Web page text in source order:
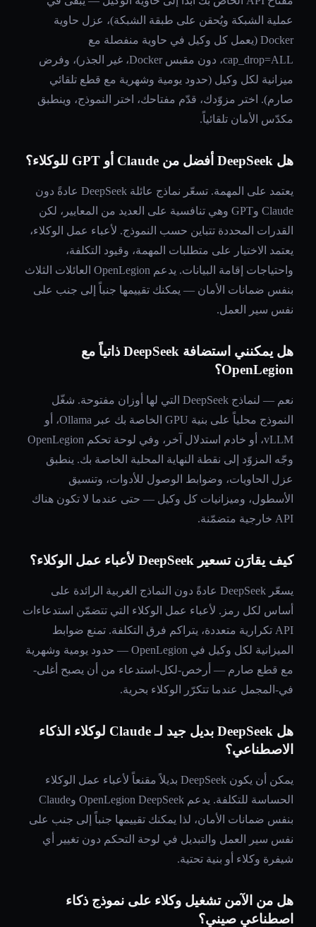
عملية الشبكة ويُحقن على طبقة الشبكة)، عزل حاوية
Docker (يعمل كل وكيل في حاوية منفصلة مع
cap_drop=ALL، دون مقبس Docker، غير الجذر)، وفرض
ميزانية لكل وكيل (حدود يومية وشهرية مع قطع تلقائي
صارم). اختر مزوّدك، قدّم مفتاحك، اختر النموذج، وينطبق
مكدّس الأمان تلقائياً.
هل DeepSeek أفضل من Claude أو GPT للوكلاء؟
يعتمد على المهمة. تسعّر نماذج عائلة DeepSeek عادةً دون
Claude وGPT وهي تنافسية على العديد من المعايير، لكن
القدرات المحددة تتباين حسب النموذج. لأعباء عمل الوكلاء،
يعتمد الاختيار على متطلبات المهمة، وقيود التكلفة،
واحتياجات إقامة البيانات. يدعم OpenLegion العائلات الثلاث
بنفس ضمانات الأمان — يمكنك تقييمها جنباً إلى جنب على
نفس سير العمل.
هل يمكنني استضافة DeepSeek ذاتياً مع
OpenLegion؟
نعم — لنماذج DeepSeek التي لها أوزان مفتوحة. شغّل
النموذج محلياً على بنية GPU الخاصة بك عبر Ollama، أو
vLLM، أو خادم استدلال آخر، وفي لوحة تحكم OpenLegion
وجّه المزوّد إلى نقطة النهاية المحلية الخاصة بك. ينطبق
عزل الحاويات، وضوابط الوصول للأدوات، وتنسيق
الأسطول، وميزانيات كل وكيل — حتى عندما لا تكون هناك
API خارجية متضمّنة.
كيف يقارَن تسعير DeepSeek لأعباء عمل الوكلاء؟
يسعّر DeepSeek عادةً دون النماذج الغربية الرائدة على
أساس لكل رمز. لأعباء عمل الوكلاء التي تتضمّن استدعاءات
API تكرارية متعددة، يتراكم فرق التكلفة. تمنع ضوابط
الميزانية لكل وكيل في OpenLegion — حدود يومية وشهرية
مع قطع صارم — أرخص-لكل-استدعاء من أن يصبح أغلى-
في-المجمل عندما تتكرّر الوكلاء بحرية.
هل DeepSeek بديل جيد لـ Claude لوكلاء الذكاء
الاصطناعي؟
يمكن أن يكون DeepSeek بديلاً مقنعاً لأعباء عمل الوكلاء
الحساسة للتكلفة. يدعم OpenLegion DeepSeek وClaude
بنفس ضمانات الأمان، لذا يمكنك تقييمها جنباً إلى جنب على
نفس سير العمل والتبديل في لوحة التحكم دون تغيير أي
شيفرة وكلاء أو بنية تحتية.
هل من الآمن تشغيل وكلاء على نموذج ذكاء
اصطناعي صيني؟